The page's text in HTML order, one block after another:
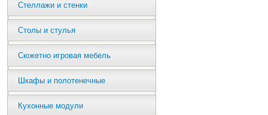
Стеллажи и стенки
Столы и стулья
Сюжетно игровая мебель
Шкафы и полотенечные
Кухонные модули